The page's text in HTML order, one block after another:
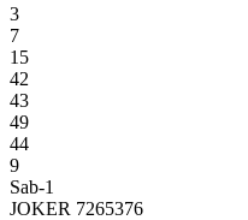
3
7
15
42
43
49
44
9
Sab-1
JOKER 7265376